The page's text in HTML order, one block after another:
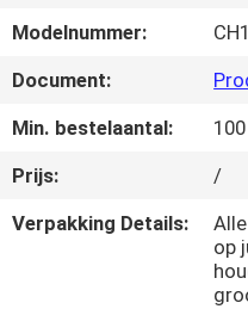
NEEM
CONTACT
MET
Modelnummer:
Document:
Min. bestelaantal:
Prijs:
/
Verpakking Details:
op